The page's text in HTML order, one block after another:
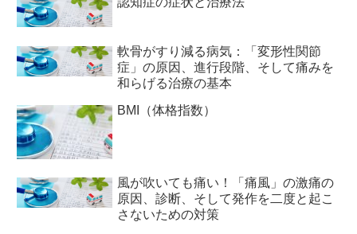
軟骨がすり減る病気：「変形性関節
症」の原因、進行段階、そして痛みを
和らげる治療の基本
BMI（体格指数）
風が吹いても痛い！「痛風」の激痛の
原因、診断、そして発作を二度と起こ
さないための対策